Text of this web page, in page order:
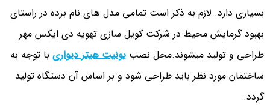
بسیاری دارد. لازم به ذکر است تمامی مدل های نام برده در راستای
بهبود گرمایش محیط در شرکت کویل سازی تهویه دی ایکس مهر
طراحی و تولید میشوند.محل نصب یونیت هیتر دیواری با توجه به
ساختمان مورد نظر باید طراحی شود و بر اساس آن دستگاه تولید
گردد.